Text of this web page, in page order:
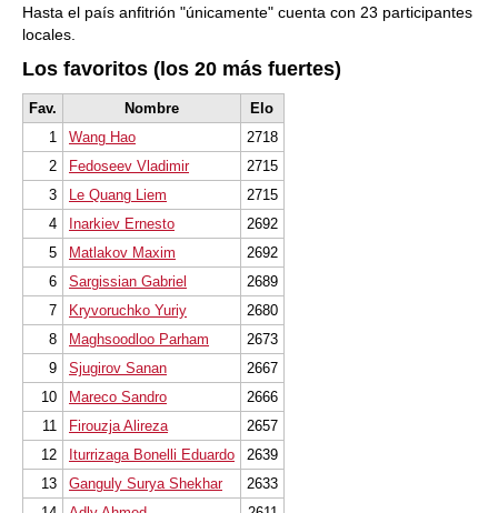
Hasta el país anfitrión "únicamente" cuenta con 23 participantes
locales.
Los favoritos (los 20 más fuertes)
Fav. Nombre
Elo
1
Wang Hao
2718
2
Fedoseev Vladimir
2715
3
Le Quang Liem
2715
4
Inarkiev Ernesto
2692
5
Matlakov Maxim
2692
6
Sargissian Gabriel
2689
7
Kryvoruchko Yuriy
2680
8
Maghsoodloo Parham
2673
9
Sjugirov Sanan
2667
10
Mareco Sandro
2666
11
Firouzja Alireza
2657
12
Iturrizaga Bonelli Eduardo
2639
13
Ganguly Surya Shekhar
2633